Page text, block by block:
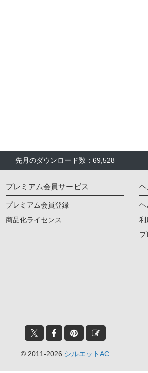
先月のダウンロード数：69,528
プレミアム会員サービス
プレミアム会員登録
商品化ライセンス
ヘ
利
© 2011-2026 シルエットAC